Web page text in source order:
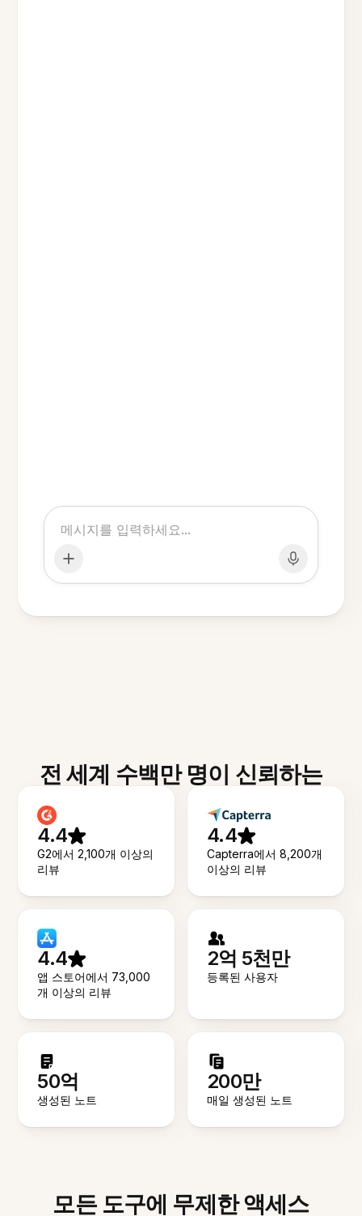
전 세계 수백만 명이 신뢰하는
4.4
G2에서 2,100개 이상의
리뷰
4.4
Capterra에서 8,200개
이상의 리뷰
4.4
앱 스토어에서 73,000
개 이상의 리뷰
2억 5천만
등록된 사용자
50억
생성된 노트
200만
매일 생성된 노트
모든 도구에 무제한 액세스